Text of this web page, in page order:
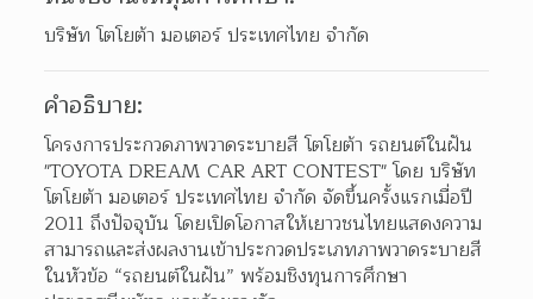
บริษัท โตโยต้า มอเตอร์ ประเทศไทย จำกัด
คำอธิบาย:
โครงการประกวดภาพวาดระบายสี โตโยต้า รถยนต์ในฝัน
"TOYOTA DREAM CAR ART CONTEST" โดย บริษัท
โตโยต้า มอเตอร์ ประเทศไทย จำกัด จัดขึ้นครั้งแรกเมื่อปี
2011 ถึงปัจจุบัน โดยเปิดโอกาสให้เยาวชนไทยแสดงความ
สามารถและส่งผลงานเข้าประกวดประเภทภาพวาดระบายสี
ในหัวข้อ “รถยนต์ในฝัน” พร้อมชิงทุนการศึกษา